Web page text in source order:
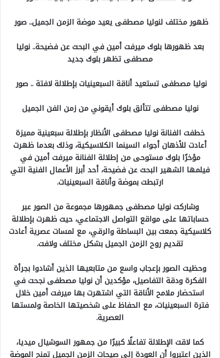
ظهور مختلف لنوليا مصطفى يعيد موضة الزمن الجميل.. صور
بعد ظهورها بلوك ميرفت أمين في البحث عن فضيحة.. نوليا
مصطفى تظهر بلوك جديد
نوليا مصطفى تستعيد أناقة السبعينيات بإطلالة لافتة .. صور
نوليا مصطفى تتألق بلوك أيقوني من زمن الفن الجميل
خطفت الفنانة نوليا مصطفى الأنظار بإطلالة سبعينية مميزة
أعادت للأذهان أجواء السينما الكلاسيكية، وذلك بعدما ظهرت
مؤخرًا بلوك مستوحى من إطلالة الفنانة ميرفت أمين في
فيلمها الشهير البحث عن فضيحة، أحد أبرز الأعمال الفنية التي
ارتبطت بموضة وأناقة السبعينيات.
وشاركت نوليا مصطفى جمهورها مجموعة من الصور عبر
حساباتها على مواقع التواصل الاجتماعي، حيث ظهرت بإطلالة
كلاسيكية جمعت بين البساطة والرقي، مع لمسات عصرية أعادت
تقديم روح الزمن الجميل بشكل مختلف ولافت.
وحظيت الصور بإعجاب واسع من متابعيها الذين أشادوا بجرأة
الفكرة ودقة التفاصيل، مؤكدين أن نوليا مصطفى نجحت في
استحضار ملامح الأناقة التي اشتهرت بها ميرفت أمين خلال
فترة السبعينيات، مع الحفاظ على شخصيتها الخاصة ولمستها
العصرية.
كما لاقت الإطلالة تفاعلًا كبيرًا من جمهور السوشيال ميديا،
الذين اعتبروا أن العودة إلى صيحات الزمن الجميل تمنح الموضة